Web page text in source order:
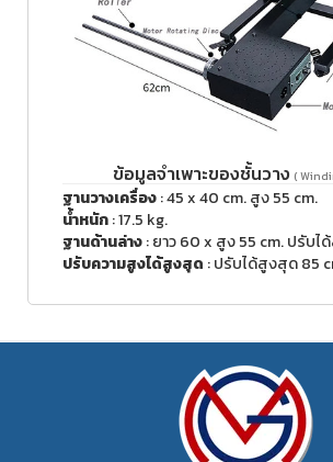
ข้อมูลจำเพาะของชั้นวาง (
ฐานวางเครื่อง: 45 x 40 cm. สูง 55 cm.
น้ำหนัก: 17.5 kg.
ฐานด้านล่าง: ยาว 60 x สูง 55 cm. ปรับไ
ปรับความสูงได้สูงสุด : ปรับได้สูงสุด 85